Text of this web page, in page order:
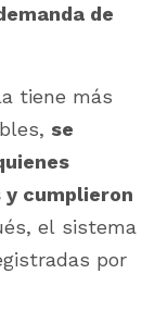
de
tiene más
se
cumplieron
el sistema
por